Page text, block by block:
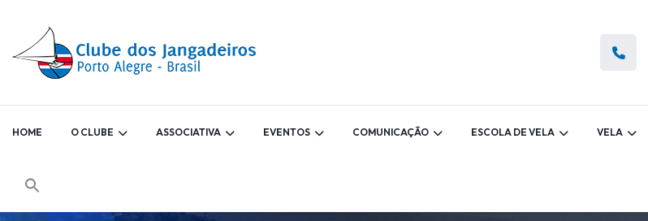
HOME O CLUBE ASSOCIATIVA EVENTOS COMUNICAÇÃO ESCOLA DE VELA VELA